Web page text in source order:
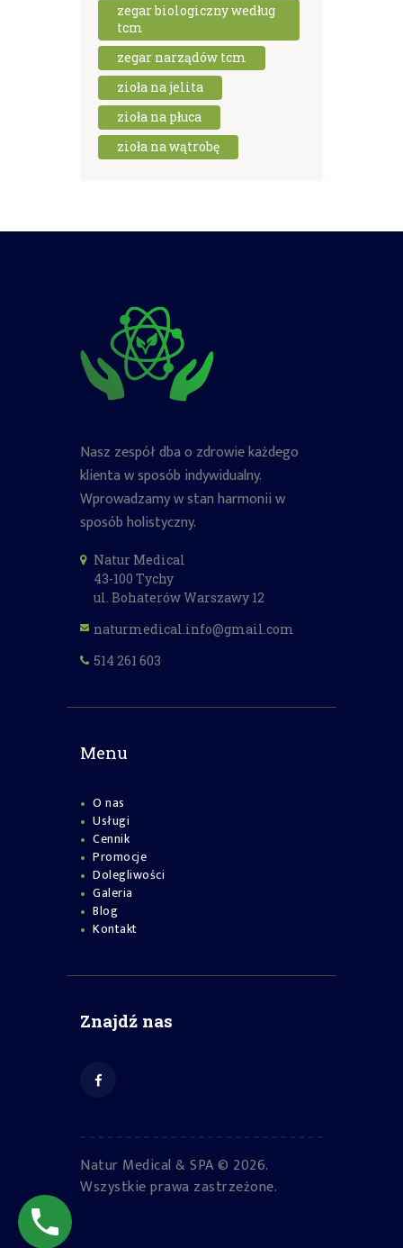
zegar biologiczny według
tcm
zegar narządów tcm
zioła na jelita
zioła na płuca
zioła na wątrobę
Nasz zespół dba o zdrowie każdego
klienta w sposób indywidualny.
Wprowadzamy w stan harmonii w
sposób holistyczny.
Natur Medical
43-100 Tychy
ul. Bohaterów Warszawy 12
naturmedical.info@gmail.com
514 261 603
Menu
O nas
Usługi
Cennik
Promocje
Dolegliwości
Galeria
Blog
Kontakt
Znajdź nas
Natur Medical & SPA © 2026.
Wszystkie prawa zastrzeżone.